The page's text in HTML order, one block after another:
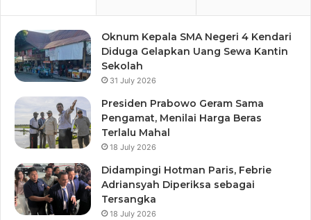
Oknum Kepala SMA Negeri 4 Kendari
Diduga Gelapkan Uang Sewa Kantin
Sekolah
31 July 2026
Presiden Prabowo Geram Sama
Pengamat, Menilai Harga Beras
Terlalu Mahal
18 July 2026
Didampingi Hotman Paris, Febrie
Adriansyah Diperiksa sebagai
Tersangka
18 July 2026